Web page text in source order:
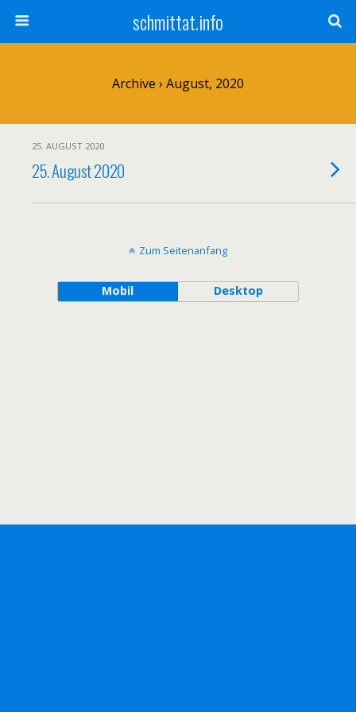
schmittat.info
Archive › August, 2020
25. AUGUST 2020
25. August 2020
Zum Seitenanfang
Mobil Desktop